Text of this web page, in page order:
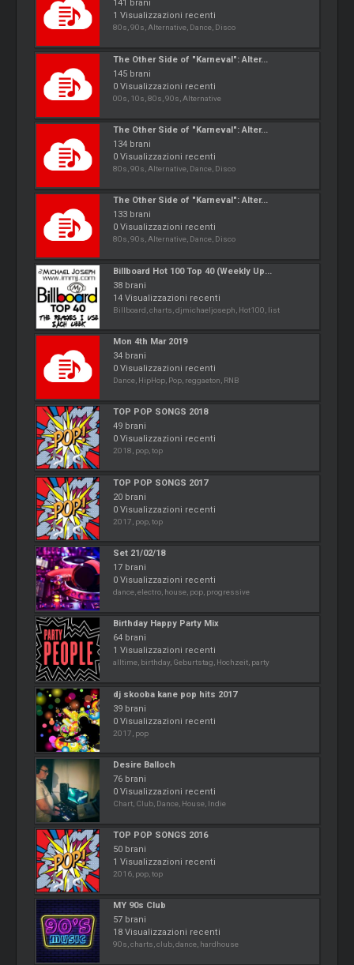
141 brani
1 Visualizzazioni recenti
80s, 90s, Alternative, Dance, Disco
The Other Side of "Karneval": Alter...
145 brani
0 Visualizzazioni recenti
00s, 10s, 80s, 90s, Alternative
The Other Side of "Karneval": Alter...
134 brani
0 Visualizzazioni recenti
80s, 90s, Alternative, Dance, Disco
The Other Side of "Karneval": Alter...
133 brani
0 Visualizzazioni recenti
80s, 90s, Alternative, Dance, Disco
Billboard Hot 100 Top 40 (Weekly Up...
38 brani
14 Visualizzazioni recenti
Billboard, charts, djmichaeljoseph, Hot100, list
Mon 4th Mar 2019
34 brani
0 Visualizzazioni recenti
Dance, HipHop, Pop, reggaeton, RNB
TOP POP SONGS 2018
49 brani
0 Visualizzazioni recenti
2018, pop, top
TOP POP SONGS 2017
20 brani
0 Visualizzazioni recenti
2017, pop, top
Set 21/02/18
17 brani
0 Visualizzazioni recenti
dance, electro, house, pop, progressive
Birthday Happy Party Mix
64 brani
1 Visualizzazioni recenti
alltime, birthday, Geburtstag, Hochzeit, party
dj skooba kane pop hits 2017
39 brani
0 Visualizzazioni recenti
2017, pop
Desire Balloch
76 brani
0 Visualizzazioni recenti
Chart, Club, Dance, House, Indie
TOP POP SONGS 2016
50 brani
1 Visualizzazioni recenti
2016, pop, top
MY 90s Club
57 brani
18 Visualizzazioni recenti
90s, charts, club, dance, hardhouse